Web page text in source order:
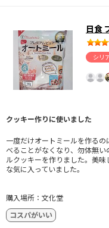
日食
シリ
クッキー作りに使いました
一度だけオートミールを作る
べることがなくなり、勿体無
ルクッキーを作りました。美
な気に入っていました。
購入場所：文化堂
コスパがいい